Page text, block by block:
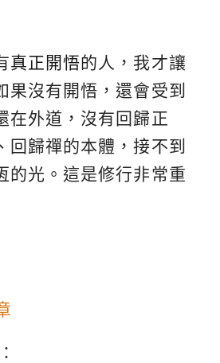
真正開悟的人，我才讓
果沒有開悟，還會受到
在外道，沒有回歸正
回歸禪的本體，接不到
的光。這是修行非常重